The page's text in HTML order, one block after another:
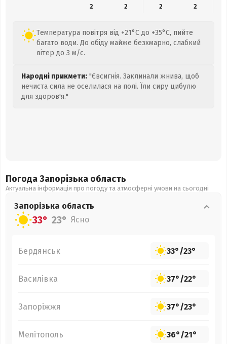
2
2 2 2
Температура повітря від +21°C до +35°C, пийте
багато води. До обіду майже безхмарно, слабкий
вітер до 3 м/с.
Народні прикмети: "Євсигнія. Заклинали жнива, щоб
нечиста сила не оселилася на полі. Їли сиру цибулю
для здоров'я."
Погода Запорізька область
Актуальна інформація про погоду та атмосферні умови на сьогодні
Запорізька область
33° 23° Ясно
Бердянськ 33°/23°
Василівка 37°/22°
Запоріжжя 37°/23°
Мелітополь 36°/21°